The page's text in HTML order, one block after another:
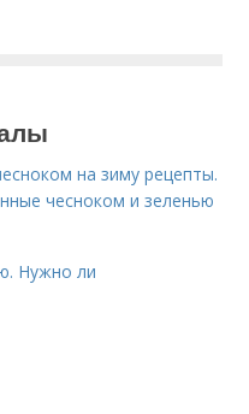
на зиму рецепты.
чесноком и зеленью
Нужно ли